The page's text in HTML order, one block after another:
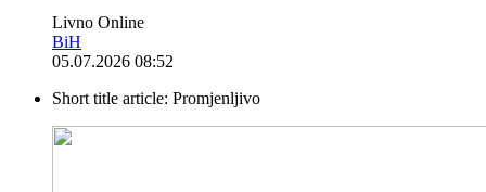
Livno Online
BiH
05.07.2026 08:52
Short title article: Promjenljivo